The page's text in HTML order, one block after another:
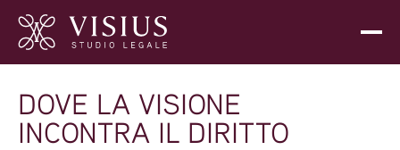
DOVE LA VISIONE
INCONTRA IL DIRITTO